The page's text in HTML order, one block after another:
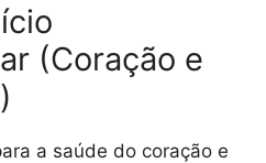
(Coração e
a saúde do coração e